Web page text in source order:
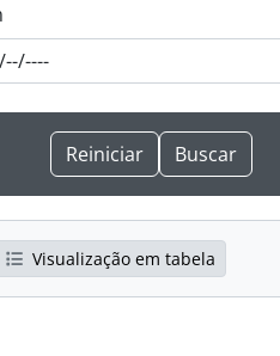
Visualização em tabela